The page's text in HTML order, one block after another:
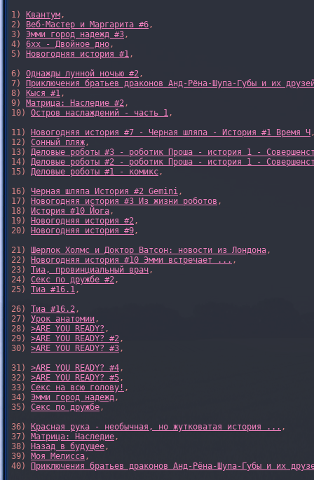
1) Квантум,
2)
Веб-Мастер и Маргарита #6,
3) Эмми город надежд #3,
4) 6xx - Двойное дно,
5)
Новогодняя история #1,
6) Однажды лунной ночью #2,
7)
Приключения братьев драконов Анд-Рёна-Шупа-Губы и их
8)
Кыся #1,
9) Матрица: Наследие #2,
10) Остров наслаждений - часть 1,
11)
Новогодняя история #7 - Черная шляпа - История #1 Время Ч
12) Сонный пляж,
13) Деловые роботы #3 - роботик Проша - история 1 -
14) Деловые роботы #2 - роботик Проша - история 1 -
15) Деловые роботы #1 - комикс,
16) Черная шляпа История #2 Gemini,
17)
Новогодняя история #3 Из жизни роботов ,
18)
История #10 Йога,
19)
Новогодняя история #2,
20)
Новогодняя история #9,
21) Шерлок Холмс и Доктор Ватсон: новости из Лондона,
22)
Новогодняя история #10 Эмми встречает ... ,
23) Тиа, провинциальный врач,
24) Секс по дружбе #2,
25) Тиа #16.1,
26) Тиа #16.2,
27) Урок анатомии,
28) >ARE YOU READY? ,
29) >ARE YOU READY? #2,
30) >ARE YOU READY? #3,
31) >ARE YOU READY? #4,
32) >ARE YOU READY? #5,
33) Секс на всю голову! ,
34) Эмми город надежд,
35) Секс по дружбе,
36)
Красная рука - необычная, но жутковатая история ... ,
37) Матрица: Наследие,
38)
Назад в будущее,
39) Моя Мелисса,
40)
Приключения братьев драконов Анд-Рёна-Шупа-Губы и их